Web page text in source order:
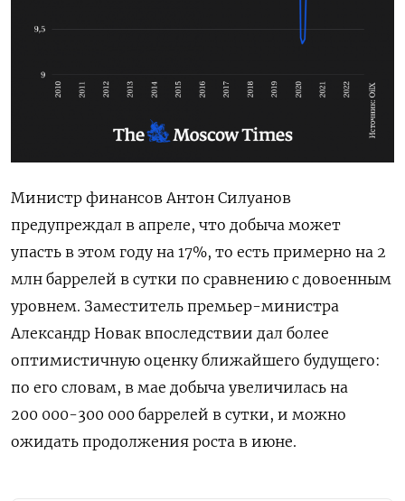
Министр финансов Антон Силуанов
предупреждал в апреле, что добыча может
упасть в этом году на 17%, то есть примерно на 2
млн баррелей в сутки по сравнению с довоенным
уровнем. Заместитель премьер-министра
Александр Новак впоследствии дал более
оптимистичную оценку ближайшего будущего:
по его словам, в мае добыча увеличилась на
200 000-300 000 баррелей в сутки, и можно
ожидать продолжения роста в июне.